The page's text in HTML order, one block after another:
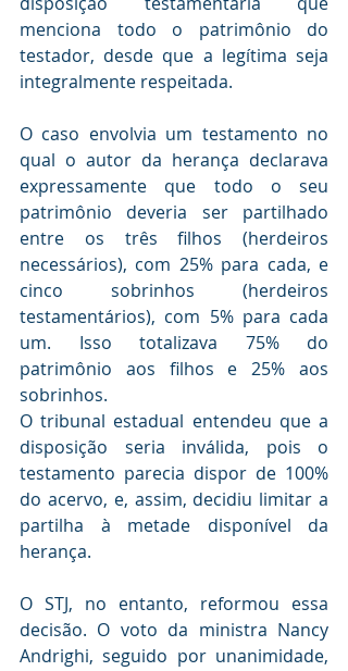
menciona todo o patrimônio do
testador, desde que a legítima seja
integralmente respeitada.
O caso envolvia um testamento no
qual o autor da herança declarava
expressamente que todo o seu
patrimônio deveria ser partilhado
entre os três filhos (herdeiros
necessários), com 25% para cada, e
cinco sobrinhos (herdeiros
testamentários), com 5% para cada
um. Isso totalizava 75% do
patrimônio aos filhos e 25% aos
sobrinhos.
O tribunal estadual entendeu que a
disposição seria inválida, pois o
testamento parecia dispor de 100%
do acervo, e, assim, decidiu limitar a
partilha à metade disponível da
herança.
O STJ, no entanto, reformou essa
decisão. O voto da ministra Nancy
Andrighi, seguido por unanimidade,